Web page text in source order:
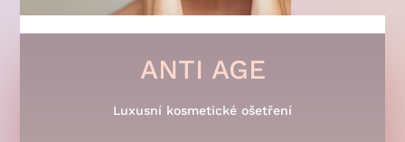
ANTI AGE
Luxusní kosmetické ošetření